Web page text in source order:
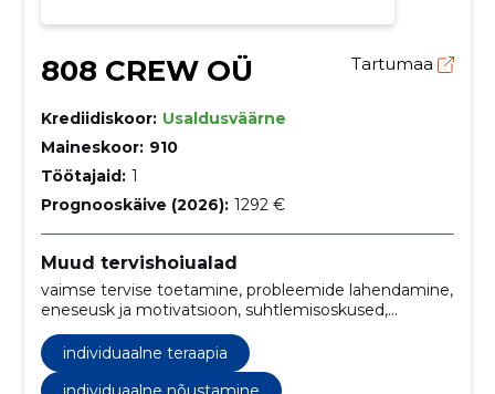
808 CREW OÜ Tartumaa
Krediidiskoor: Usaldusväärne
Maineskoor: 910
Töötajaid: 1
Prognooskäive (2026): 1292 €
Muud tervishoiualad
vaimse tervise toetamine, probleemide lahendamine,
eneseusk ja motivatsioon, suhtlemisoskused,
enesejuhtimine, suhete arendamine, psühhoeraapia,
Koolitused, nõustamine, perelepitus
individuaalne teraapia